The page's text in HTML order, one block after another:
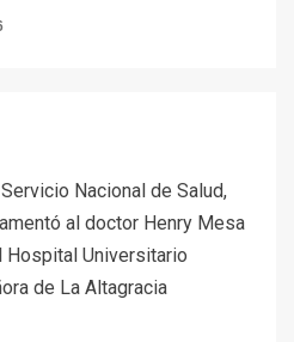
Nacional de Salud,
al doctor Henry Mesa
Universitario
de La Altagracia